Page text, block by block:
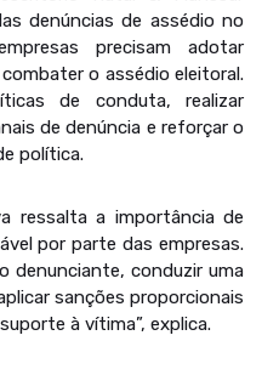
denúncias de assédio no
precisam adotar
o assédio eleitoral.
de conduta, realizar
de denúncia e reforçar o
política.
ressalta a importância de
por parte das empresas.
denunciante, conduzir uma
sanções proporcionais
à vítima”, explica.